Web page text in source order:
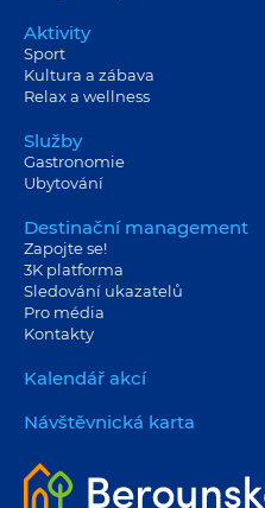
Aktivity
Sport
Kultura a zábava
Relax a wellness
Služby
Gastronomie
Ubytování
Destinační management
Zapojte se!
3K platforma
Sledování ukazatelů
Pro média
Kontakty
Kalendář akcí
Návštěvnická karta